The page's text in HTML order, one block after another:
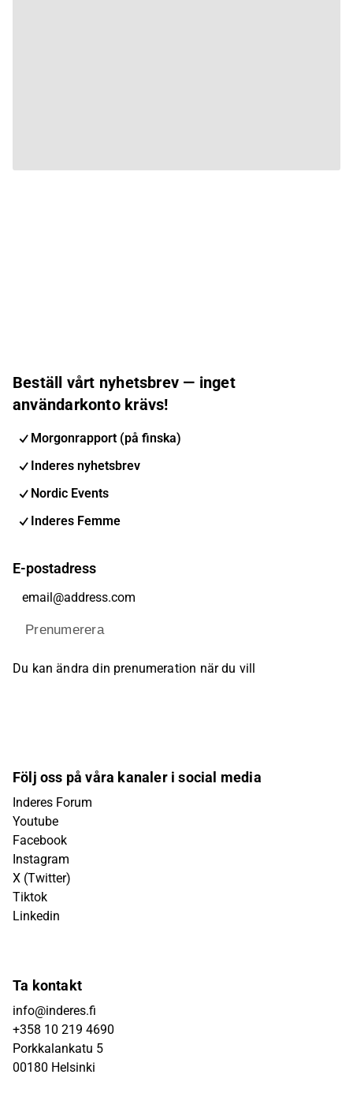
Beställ vårt nyhetsbrev — inget
användarkonto krävs!
Morgonrapport (på finska)
Inderes nyhetsbrev
Nordic Events
Inderes Femme
E-postadress
Prenumerera
Du kan ändra din prenumeration när du vill
Följ oss på våra kanaler i social media
Inderes Forum
Youtube
Facebook
Instagram
X (Twitter)
Tiktok
Linkedin
Ta kontakt
info@inderes.fi
+358 10 219 4690
Porkkalankatu 5
00180 Helsinki